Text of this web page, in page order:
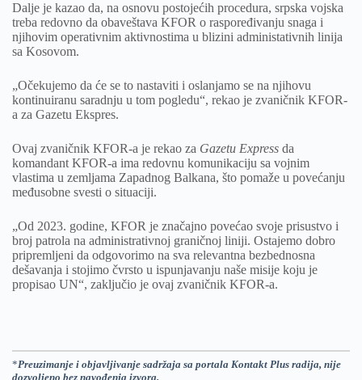
Dalje je kazao da, na osnovu postojećih procedura, srpska vojska
treba redovno da obaveštava KFOR o raspoređivanju snaga i
njihovim operativnim aktivnostima u blizini administativnih linija
sa Kosovom.
„Očekujemo da će se to nastaviti i oslanjamo se na njihovu
kontinuiranu saradnju u tom pogledu“, rekao je zvaničnik KFOR-
a za Gazetu Ekspres.
Ovaj zvaničnik KFOR-a je rekao za Gazetu Express da
komandant KFOR-a ima redovnu komunikaciju sa vojnim
vlastima u zemljama Zapadnog Balkana, što pomaže u povećanju
međusobne svesti o situaciji.
„Od 2023. godine, KFOR je značajno povećao svoje prisustvo i
broj patrola na administrativnoj graničnoj liniji. Ostajemo dobro
pripremljeni da odgovorimo na sva relevantna bezbednosna
dešavanja i stojimo čvrsto u ispunjavanju naše misije koju je
propisao UN“, zaključio je ovaj zvaničnik KFOR-a.
*Preuzimanje i objavljivanje sadržaja sa portala Kontakt Plus radija, nije
dozvoljeno bez navođenja izvora.